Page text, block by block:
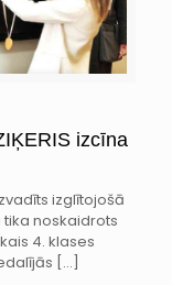
izcīna
izglītojošā
tika noskaidrots
4. klases
[…]